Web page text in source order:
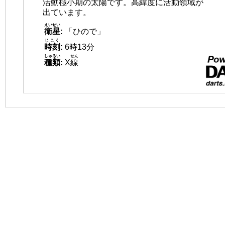
活動極小期の太陽です。高緯度に活動領域が
出ています。
衛星
えいせい
:
「ひので」
時刻
じこく
: 6時13分
種類
しゅるい
: X線
せん